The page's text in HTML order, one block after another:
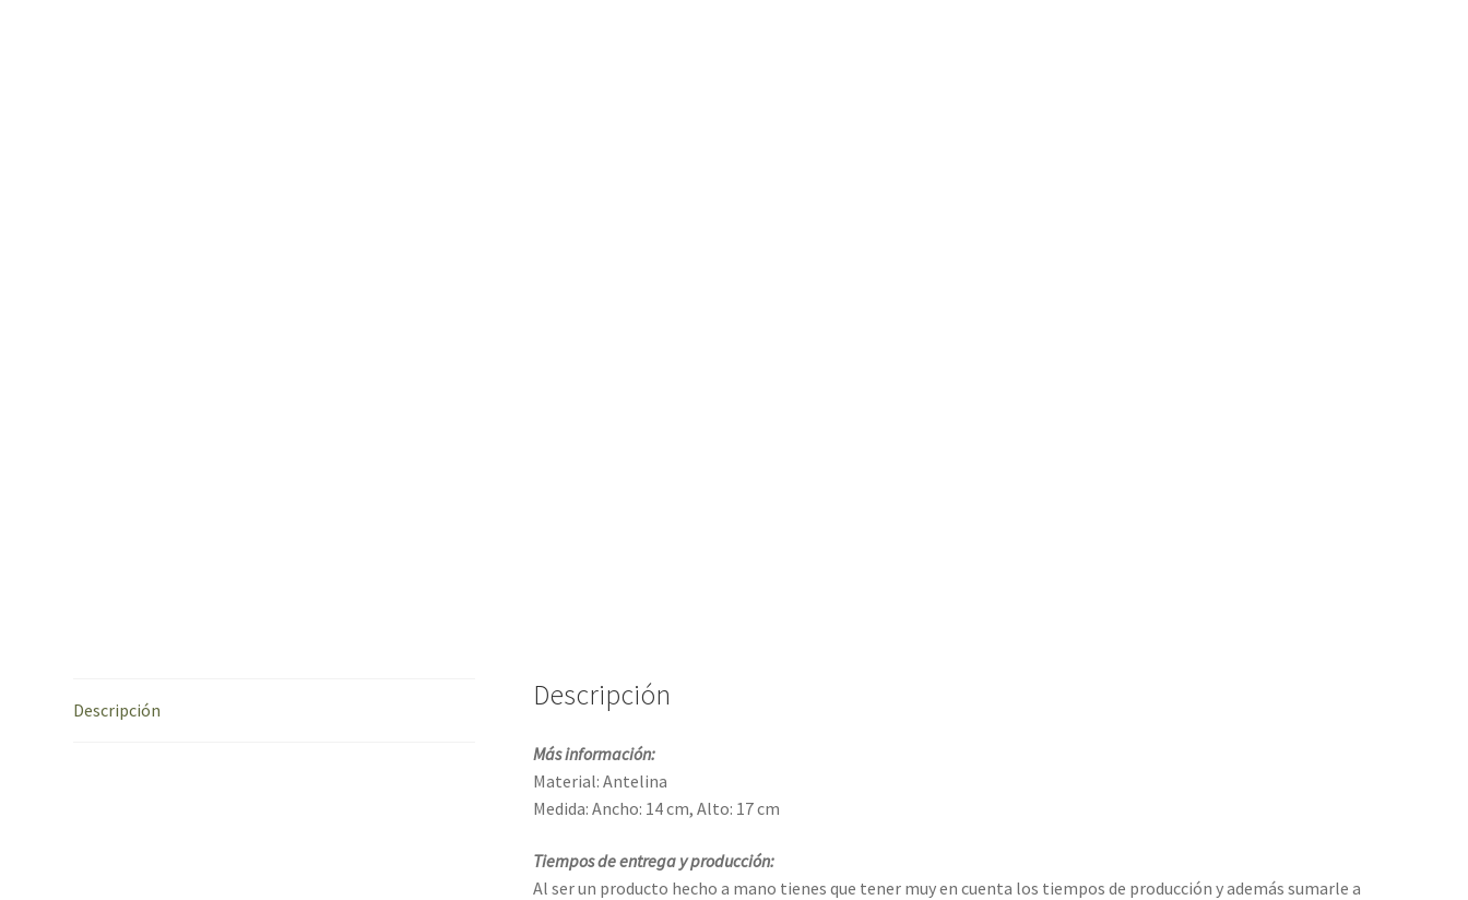
Descripción Descripción
Más información:
Material: Antelina
Medida: Ancho: 14 cm, Alto: 17 cm
Tiempos de entrega y producción:
Al ser un producto hecho a mano tienes que tener muy en cuenta los tiempos de producción y además sumarle a